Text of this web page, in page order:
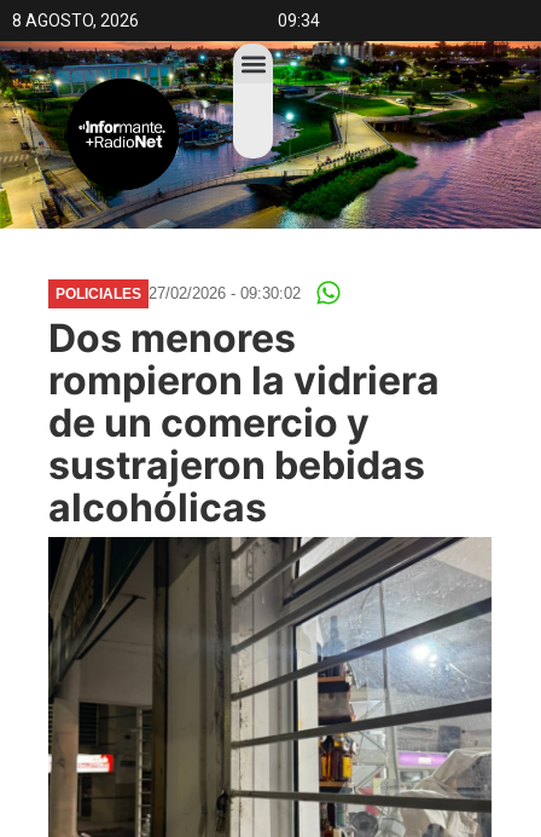
8 AGOSTO, 2026 09:34
POLICIALES 27/02/2026 - 09:30:02
Dos menores
rompieron la vidriera
de un comercio y
sustrajeron bebidas
alcohólicas